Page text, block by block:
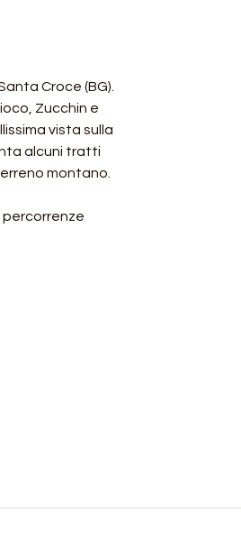
Croce (BG).
Zucchin e
vista sulla
alcuni tratti
montano.
percorrenze